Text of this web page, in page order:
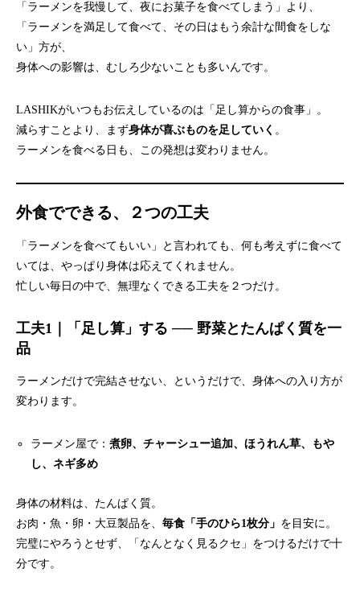
「ラーメンを我慢して、夜にお菓子を食べてしまう」より、
「ラーメンを満足して食べて、その日はもう余計な間食をしな
い」方が、
身体への影響は、むしろ少ないことも多いんです。
LASHIKがいつもお伝えしているのは「足し算からの食事」。
減らすことより、まず身体が喜ぶものを足していく 。
ラーメンを食べる日も、この発想は変わりません。
外食でできる、２つの工夫
「ラーメンを食べてもいい」と言われても、何も考えずに食べて
いては、やっぱり身体は応えてくれません。
忙しい毎日の中で、無理なくできる工夫を２つだけ。
工夫1｜「足し算」する ── 野菜とたんぱく質を一
品
ラーメンだけで完結させない、というだけで、身体への入り方が
変わります。
ラーメン屋で：煮卵、チャーシュー追加、ほうれん草、もや
し、ネギ多め
身体の材料は、たんぱく質。
お肉・魚・卵・大豆製品を、 毎食「手のひら1枚分」 を目安に。
完璧にやろうとせず、「なんとなく見るクセ」をつけるだけで十
分です。